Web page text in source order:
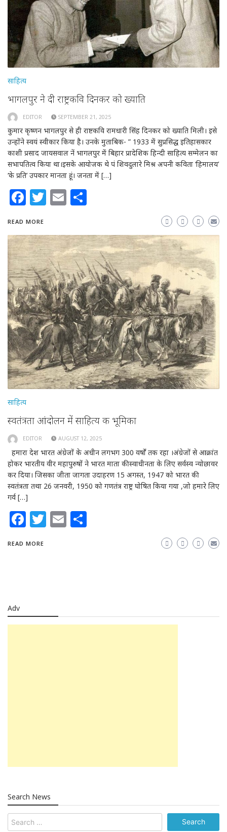
साहित्य
भागलपुर ने दी राष्ट्रकवि दिनकर को ख्याति
EDITOR SEPTEMBER 21, 2025
कुमार कृष्णन भागलपुर से ही राष्टकवि रामधारी सिंह दिनकर को ख्याति मिली। इसे
उन्होंने स्वयं स्वीकार किया है। उनके मुताबिक- ” 1933 में सुप्रसिद्ध इतिहासकार
काशी प्रसाद जायसवाल नें भागलपुर में बिहार प्रादेशिक हिन्दी साहित्य सम्मेलन का
सभापतित्व किया था।इसके आयोजक थे पं शिवदुलारे मिश्र अपनी कविता ‘हिमालय’
‘के प्रति’ उपकार मानता हूं। जनता में […]
Facebook
Twitter
Email
READ MORE
साहित्य
स्वतंत्रता आंदोलन में साहित्य की भूमिका
EDITOR AUGUST 12, 2025
हमारा देश भारत अंग्रेजों के अधीन लगभग 300 वर्षों तक रहा ।अंग्रेजों से आक्रांत
होकर भारतीय वीर महापुरुषों ने भारत माता की स्वाधीनता के लिए सर्वस्व न्योछावर
कर दिया। जिसका जीता जागता उदाहरण 15 अगस्त, 1947 को भारत की
स्वतंत्रता तथा 26 जनवरी, 1950 को गणतंत्र राष्ट्र घोषित किया गया ,जो हमारे लिए
गर्व […]
Facebook
Twitter
Email
READ MORE
Adv
Search News